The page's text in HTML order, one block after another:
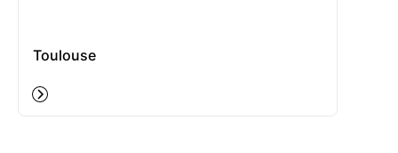
Toulouse